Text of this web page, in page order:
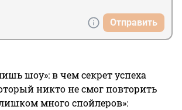
Отправить
шоу»: в чем секрет успеха
никто не смог повторить
много спойлеров»: